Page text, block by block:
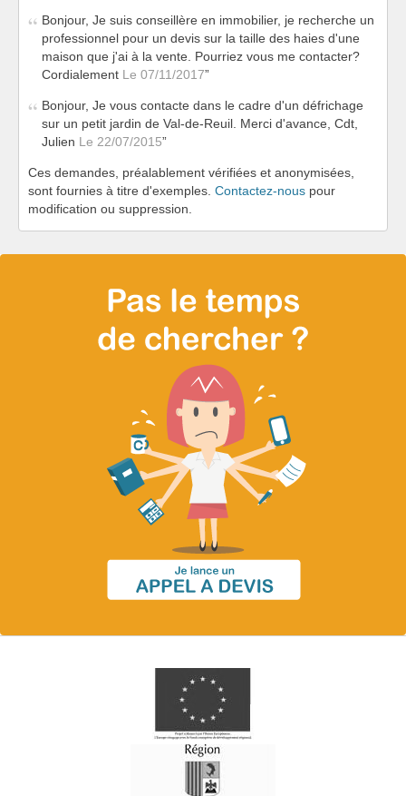
Bonjour, Je suis conseillère en immobilier, je recherche un
professionnel pour un devis sur la taille des haies d'une
maison que j'ai à la vente. Pourriez vous me contacter?
Cordialement Le 07/11/2017
Bonjour, Je vous contacte dans le cadre d'un défrichage
sur un petit jardin de Val-de-Reuil. Merci d'avance, Cdt,
Julien Le 22/07/2015
Ces demandes, préalablement vérifiées et anonymisées,
sont fournies à titre d'exemples. Contactez-nous pour
modification ou suppression.